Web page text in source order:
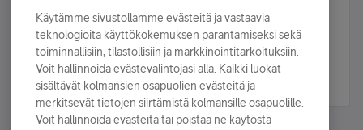
sähköpostiisi.
Tilaa nyt
Käytämme sivustollamme evästeitä ja vastaavia
teknologioita käyttökokemuksen parantamiseksi sekä
toiminnallisiin, tilastollisiin ja markkinointitarkoituksiin.
Voit hallinnoida evästevalintojasi alla. Kaikki luokat
sisältävät kolmansien osapuolien evästeitä ja
merkitsevät tietojen siirtämistä kolmansille osapuolille.
Voit hallinnoida evästeitä tai poistaa ne käytöstä